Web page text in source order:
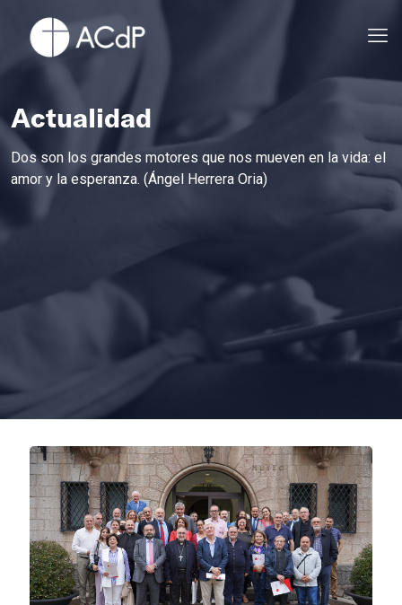
Actualidad
Dos son los grandes motores que nos mueven en la vida: el
amor y la esperanza. (Ángel Herrera Oria)